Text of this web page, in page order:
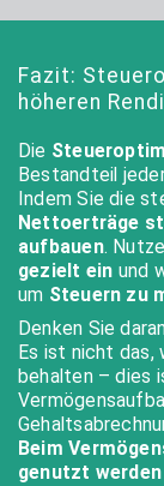
Fazit:
höheren
Die
Bestandteil
Indem Sie die
Nettoerträge
aufbauen.
gezielt ein und
um Steuern zu
Denken Sie
Es ist nicht das,
behalten – dies
Beim
genutzt